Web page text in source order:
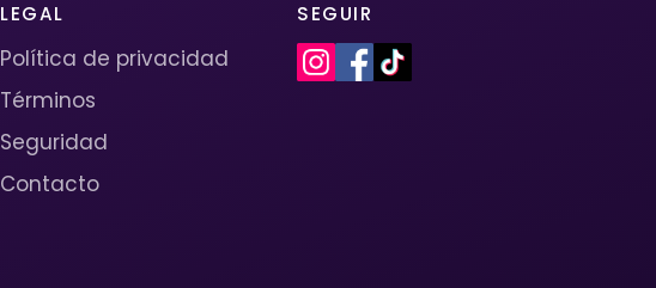
LEGAL
Política de privacidad
Términos
Seguridad
Contacto
SEGUIR